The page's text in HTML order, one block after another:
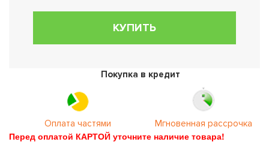
КУПИТЬ
Покупка в кредит
Оплата частями Мгновенная рассрочка
Перед оплатой КАРТОЙ уточните наличие товара!